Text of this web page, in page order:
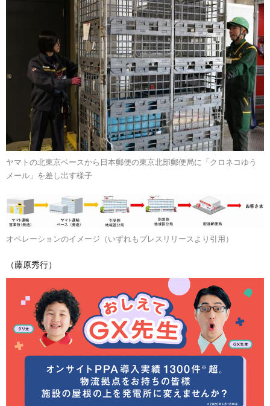
ヤマトの北東京ベースから日本郵便の東京北部郵便局に「クロネコゆう
メール」を差し出す様子
オペレーションのイメージ（いずれもプレスリリースより引用）
（藤原秀行）